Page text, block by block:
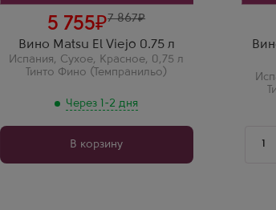
5 755 7 867
Вино Matsu El Viejo 0.75 л
Испания, Сухое, Красное, 0,75 л
Тинто Фино (Темпранильо)
Через 1-2 дня
чувствуется, что это
серьезное вино. Впечатляет!
В корзину
—
1